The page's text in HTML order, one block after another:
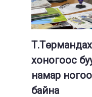
хоногоос
намар
байна